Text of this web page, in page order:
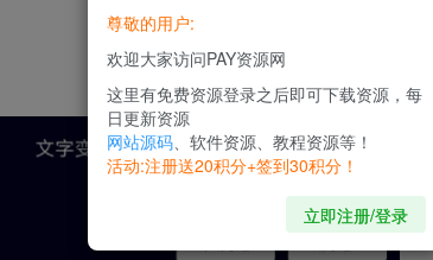
尊敬的用户:
欢迎大家访问PAY资源网
这里有免费资源登录之后即可下载资源，每
日更新资源
网站源码、软件资源、教程资源等！
活动:注册送20积分+签到30积分！
立即注册/登录